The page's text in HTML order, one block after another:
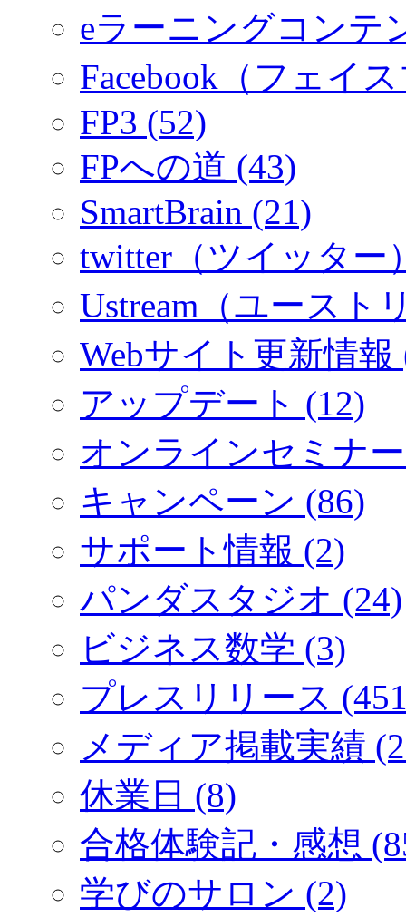
eラーニングコンテ
Facebook（フェイ
FP3 (52)
FPへの道 (43)
SmartBrain (21)
twitter（ツイッター
Ustream（ユースト
Webサイト更新情報
アップデート (12)
オンラインセミナ
キャンペーン (86)
サポート情報 (2)
パンダスタジオ (24)
ビジネス数学 (3)
プレスリリース
メディア掲載実績
休業日 (8)
合格体験記・感想
学びのサロン (2)